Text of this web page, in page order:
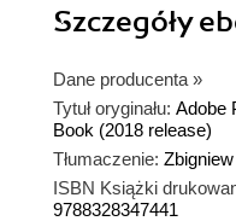
Szczegóły
Dane producenta »
Tytuł oryginału: Adobe
Book (2018 release)
Tłumaczenie:
ISBN Książki
9788328347441